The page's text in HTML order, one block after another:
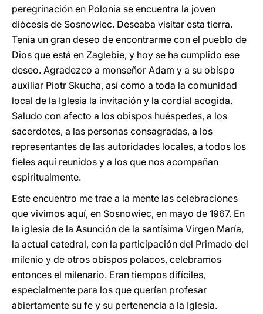
peregrinación en Polonia se encuentra la joven
diócesis de Sosnowiec. Deseaba visitar esta tierra.
Tenía un gran deseo de encontrarme con el pueblo de
Dios que está en Zaglebie, y hoy se ha cumplido ese
deseo. Agradezco a monseñor Adam y a su obispo
auxiliar Piotr Skucha, así como a toda la comunidad
local de la Iglesia la invitación y la cordial acogida.
Saludo con afecto a los obispos huéspedes, a los
sacerdotes, a las personas consagradas, a los
representantes de las autoridades locales, a todos los
fieles aquí reunidos y a los que nos acompañan
espiritualmente.
Este encuentro me trae a la mente las celebraciones
que vivimos aquí, en Sosnowiec, en mayo de 1967. En
la iglesia de la Asunción de la santísima Virgen María,
la actual catedral, con la participación del Primado del
milenio y de otros obispos polacos, celebramos
entonces el milenario. Eran tiempos difíciles,
especialmente para los que querían profesar
abiertamente su fe y su pertenencia a la Iglesia.